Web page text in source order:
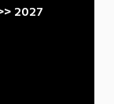
2027